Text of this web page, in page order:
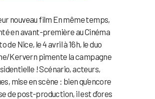
nouveau film En même temps,
en avant-première au Cinéma
de Nice, le 4 avril à 16h, le duo
Kervern pimente la campagne
! Scénario, acteurs,
mise en scène : bien qu’encore
de post-production, il est d’ores